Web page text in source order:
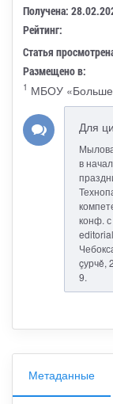
Получена:
Рейтинг:
Статья
Размещено в:
1 МБОУ
Для
в
конф.
çурчě,
9.
Метаданные